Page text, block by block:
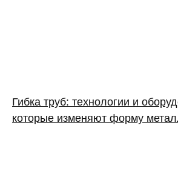
Гибка труб: технологии и
которые изменяют форму